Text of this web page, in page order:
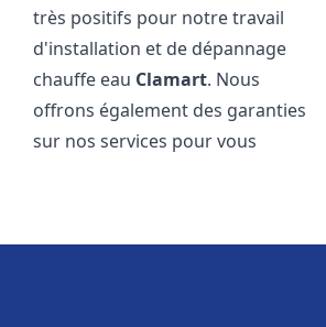
très positifs pour notre travail
d'installation et de dépannage
chauffe eau Clamart. Nous
offrons également des garanties
sur nos services pour vous